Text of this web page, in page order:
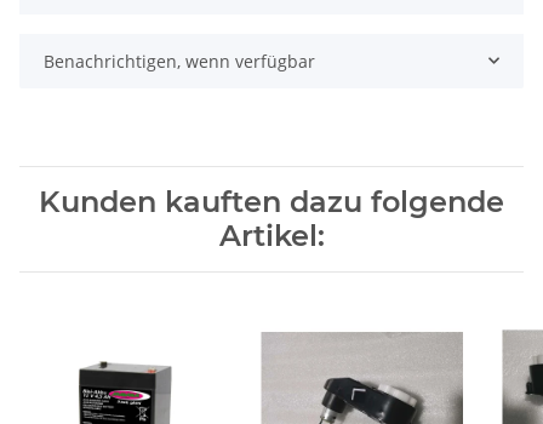
Benachrichtigen, wenn verfügbar
Kunden kauften dazu folgende
Artikel: